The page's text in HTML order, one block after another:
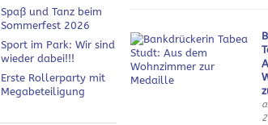
Spaß und Tanz beim
Sommerfest 2026
Sport im Park: Wir sind
wieder dabei!!!
Erste Rollerparty mit
Megabeteiligung